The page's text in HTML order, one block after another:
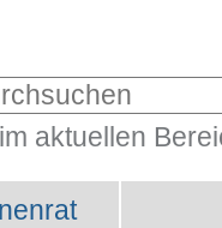
aktuellen